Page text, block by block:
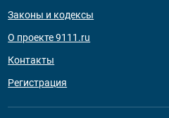
Законы и кодексы
О проекте 9111.ru
Контакты
Регистрация